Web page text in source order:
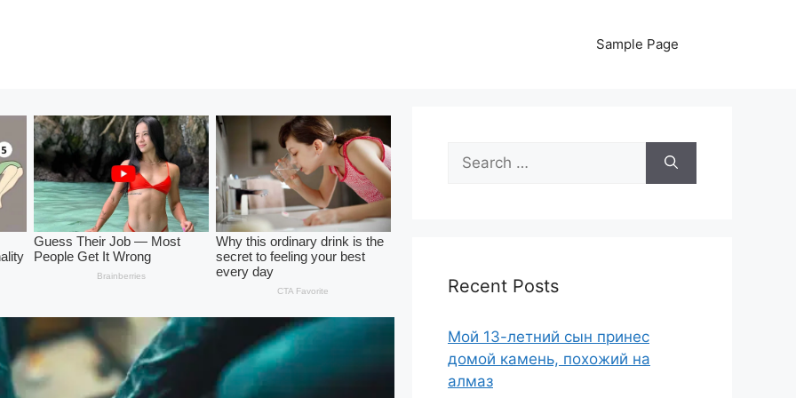
Sample Page
Search
for:
Recent Posts
Мой 13-летний сын принес
домой камень, похожий на
алмаз